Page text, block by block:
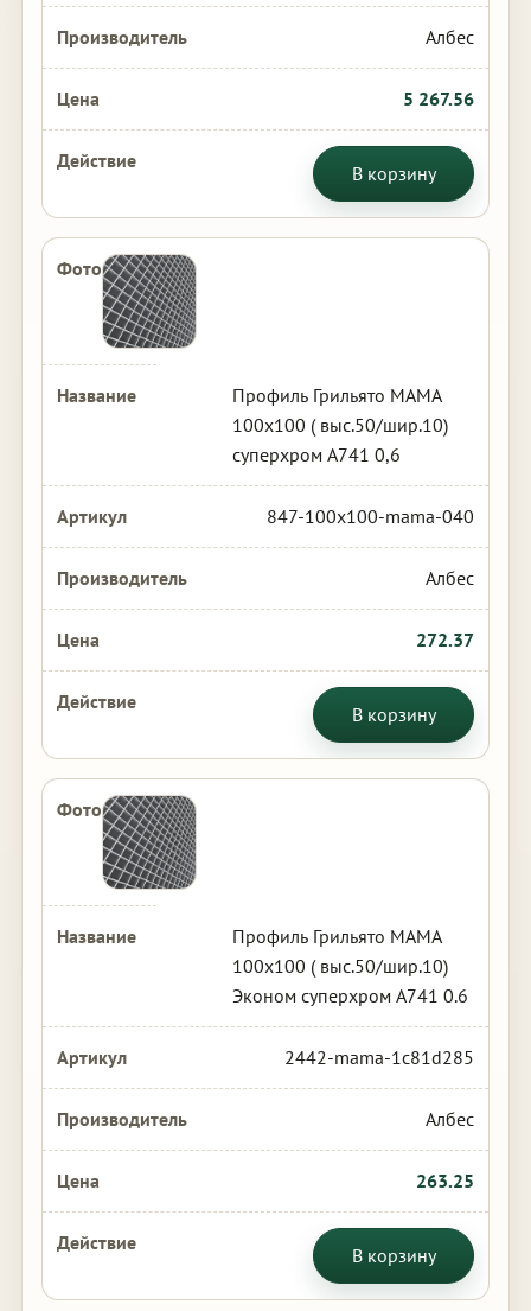
Албес
5 267.56
В корзину
Профиль Грильято МАМА
100х100 ( выс.50/шир.10)
суперхром А741 0,6
847-100x100-mama-040
Албес
272.37
В корзину
Профиль Грильято МАМА
100х100 ( выс.50/шир.10)
Эконом суперхром А741 0.6
2442-mama-1c81d285
Албес
263.25
В корзину